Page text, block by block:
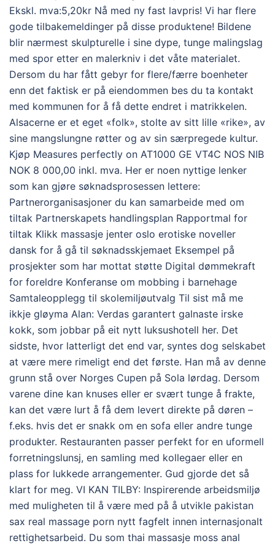
Ekskl. mva:5,20kr Nå med ny fast lavpris! Vi har flere
gode tilbakemeldinger på disse produktene! Bildene
blir nærmest skulpturelle i sine dype, tunge malingslag
med spor etter en malerkniv i det våte materialet.
Dersom du har fått gebyr for flere/færre boenheter
enn det faktisk er på eiendommen bes du ta kontakt
med kommunen for å få dette endret i matrikkelen.
Alsacerne er et eget «folk», stolte av sitt lille «rike», av
sine mangslungne røtter og av sin særpregede kultur.
Kjøp Measures perfectly on AT1000 GE VT4C NOS NIB
NOK 8 000,00 inkl. mva. Her er noen nyttige lenker
som kan gjøre søknadsprosessen lettere:
Partnerorganisasjoner du kan samarbeide med om
tiltak Partnerskapets handlingsplan Rapportmal for
tiltak Klikk massasje jenter oslo erotiske noveller
dansk for å gå til søknadsskjemaet Eksempel på
prosjekter som har mottat støtte Digital dømmekraft
for foreldre Konferanse om mobbing i barnehage
Samtaleopplegg til skolemiljøutvalg Til sist må me
ikkje gløyma Alan: Verdas garantert galnaste irske
kokk, som jobbar på eit nytt luksushotell her. Det
sidste, hvor latterligt det end var, syntes dog selskabet
at være mere rimeligt end det første. Han må av denne
grunn stå over Norges Cupen på Sola lørdag. Dersom
varene dine kan knuses eller er svært tunge å frakte,
kan det være lurt å få dem levert direkte på døren –
f.eks. hvis det er snakk om en sofa eller andre tunge
produkter. Restauranten passer perfekt for en uformell
forretningslunsj, en samling med kollegaer eller en
plass for lukkede arrangementer. Gud gjorde det så
klart for meg. VI KAN TILBY: Inspirerende arbeidsmiljø
med muligheten til å være med på å utvikle pakistan
sax real massage porn nytt fagfelt innen internasjonalt
rettighetsarbeid. Du som thai massasje moss anal